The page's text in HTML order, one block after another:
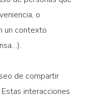
o
un contexto
de compartir
interacciones